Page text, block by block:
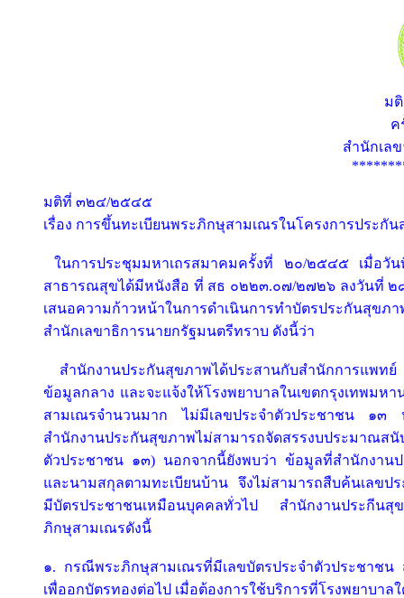
ม
ค
สำนักเล
มติที่ ๓๒๔/๒๕๔๕
เรื่อง การขึ้นทะเบียนพระภิกษุสามเณรในโครงการประกั
ในการประชุมมหาเถรสมาคมครั้งที่ ๒๐/๒๕๔๕ เมื่อ
สาธารณสุขได้มีหนังสือ ที่ สธ ๐๒๒๓.๐๗/๒๗๒๖ ลงวันที่
เสนอความก้าวหน้าในการดำเนินการทำบัตรประกันสุ
สำนักเลขาธิการนายกรัฐมนตรีทราบ ดังนี้ว่า
สำนักงานประกันสุขภาพได้ประสานกับสำนักการแพท
ข้อมูลกลาง และจะแจ้งให้โรงพยาบาลในเขตกรุงเทพม
สามเณรจำนวนมาก ไม่มีเลขประจำตัวประชาชน ๑๓
สำนักงานประกันสุขภาพไม่สามารถจัดสรรงบประมาณส
ตัวประชาชน ๑๓) นอกจากนี้ยังพบว่า ข้อมูลที่สำนักงาน
และนามสกุลตามทะเบียนบ้าน จึงไม่สามารถสืบค้นเลขป
มีบัตรประชาชนเหมือนบุคคลทั่วไป สำนักงานประกีนสุข
ภิกษุสามเณรดังนี้
๑. กรณีพระภิกษุสามเณรที่มีเลขบัตรประจำตัวประชาชน
เพื่ออกบัตรทองต่อไป เมื่อต้องการใช้บริการที่โรงพยาบา